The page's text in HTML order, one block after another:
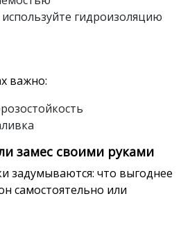
гидроизоляцию
важно:
замес своими руками
задумываются: что выгоднее
самостоятельно или